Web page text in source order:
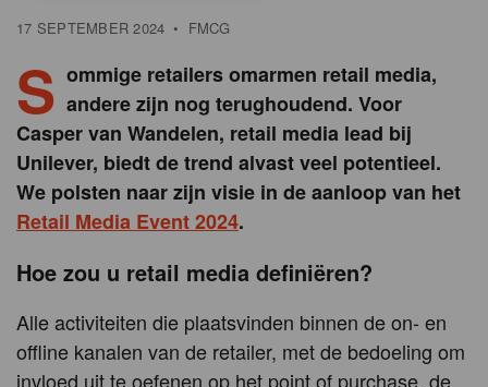
17 SEPTEMBER 2024 • FMCG
S ommige retailers omarmen retail media,
andere zijn nog terughoudend. Voor
Casper van Wandelen, retail media lead bij
Unilever, biedt de trend alvast veel potentieel.
We polsten naar zijn visie in de aanloop van het
Retail Media Event 2024.
Hoe zou u retail media definiëren?
Alle activiteiten die plaatsvinden binnen de on- en
offline kanalen van de retailer, met de bedoeling om
invloed uit te oefenen op het point of purchase, de